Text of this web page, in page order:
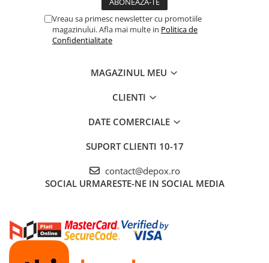
Vreau sa primesc newsletter cu promotiile
magazinului. Afla mai multe in Politica de
Confidentialitate
MAGAZINUL MEU
CLIENTI
DATE COMERCIALE
SUPORT CLIENTI 10-17
contact@depox.ro
SOCIAL URMARESTE-NE IN SOCIAL MEDIA